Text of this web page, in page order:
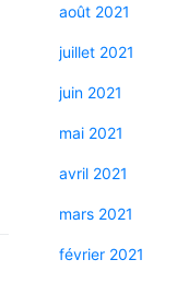
août 2021
juillet 2021
juin 2021
mai 2021
avril 2021
mars 2021
février 2021